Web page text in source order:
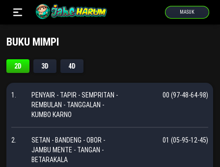
MASUK
BUKU MIMPI
2D 3D 4D
1.
PENYAIR - TAPIR - SEMPRITAN -
REMBULAN - TANGGALAN -
KUMBO KARNO
00 (97-48-64-98)
2.
SETAN - BANDENG - OBOR -
JAMBU MENTE - TANGAN -
BETARAKALA
01 (05-95-12-45)